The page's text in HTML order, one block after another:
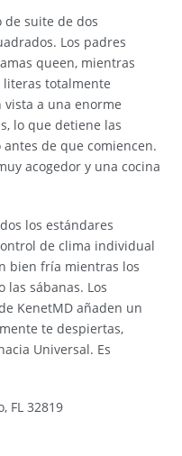
de suite de dos
Los padres
queen, mientras
totalmente
vista a una enorme
lo que detiene las
de que comiencen.
acogedor y una cocina
los estándares
de clima individual
bien fría mientras los
las sábanas. Los
KenetMD añaden un
te despiertas,
Universal. Es
FL 32819